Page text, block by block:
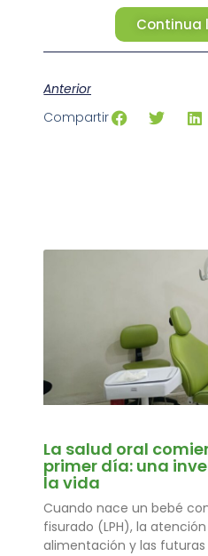
Continua
Anterior
Compartir
La salud oral
primer día: una
la vida
Cuando nace un bebé
fisurado (LPH), la
alimentación y las futuras